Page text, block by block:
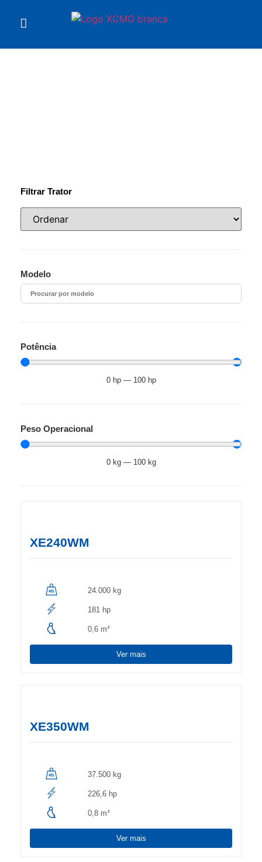
Filtrar Trator
Modelo
Potência
0 hp— 100 hp
Peso Operacional
0 kg— 100 kg
XE240WM
24.000 kg
181 hp
0,6 m³
Ver mais
XE350WM
37.500 kg
226,6 hp
0,8 m³
Ver mais